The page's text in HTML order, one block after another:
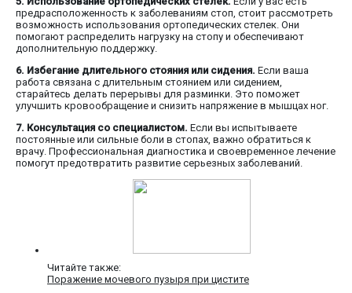
предрасположенность к заболеваниям стоп, стоит рассмотреть
возможность использования ортопедических стелек. Они
помогают распределить нагрузку на стопу и обеспечивают
дополнительную поддержку.
6. Избегание длительного стояния или сидения. Если ваша
работа связана с длительным стоянием или сидением,
старайтесь делать перерывы для разминки. Это поможет
улучшить кровообращение и снизить напряжение в мышцах ног.
7. Консультация со специалистом. Если вы испытываете
постоянные или сильные боли в стопах, важно обратиться к
врачу. Профессиональная диагностика и своевременное лечение
помогут предотвратить развитие серьезных заболеваний.
Читайте также:
Поражение мочевого пузыря при цистите